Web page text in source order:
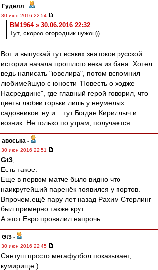
Гуделл -
30 июн 2016 22:54
BM1964 » 30.06.2016 22:32
Тут, скорее огородник нужен)).
Вот и выпускай тут всяких знатоков русской
истории начала прошлого века из бана. Хотел
ведь написать "ювелира", потом вспомнил
любимейшую с юности "Повесть о ходже
Насреддине", где главный герой говорил, что
цветы любви горьки лишь у неумелых
садовников, ну и... тут Богдан Кириллыч и
возник. Не только по утрам, получается...
авоська -
30 июн 2016 22:51
Gt3
Есть такое.
Еще в первом матче было видно что
наикрутейший паренёк появился у портов.
Впрочем,ещё пару лет назад Рахим Стерлинг
был примерно также крут.
А этот Евро провалил напрочь.
Gt3 -
30 июн 2016 22:45
Сантуш просто мегафутбол показывает,
кумирище.)